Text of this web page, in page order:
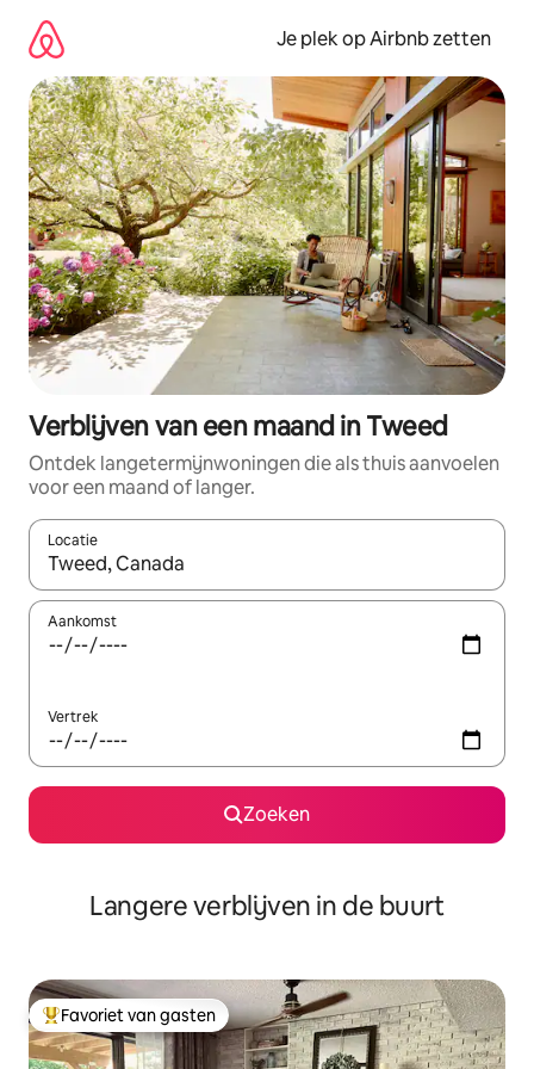
direct
naar
inhoud
Je plek op Airbnb zetten
Verblijven van een maand in Tweed
Ontdek langetermijnwoningen die als thuis aanvoelen
voor een maand of langer.
Locatie
Wanneer er resultaten beschikbaar zijn, maak je een keuze
Aankomst
Vertrek
Zoeken
Langere verblijven in de buurt
Topfavoriet van gasten
Favoriet van gasten